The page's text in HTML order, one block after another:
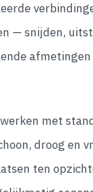
— snijden,
met
droog en
ten